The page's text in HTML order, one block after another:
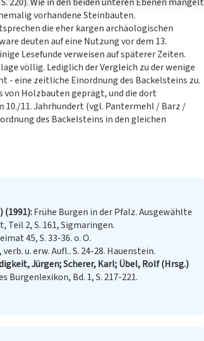
vorhandene Steinbauten.
die eher kargen archäologischen
deuten auf eine Nutzung vor dem 13.
Lesefunde verweisen auf späterer Zeiten.
völlig. Lediglich der Vergleich zu der wenige
eine zeitliche Einordnung des Backelsteins zu.
von Holzbauten geprägt, und die dort
11. Jahrhundert (vgl. Pantermehl / Barz /
des Backelsteins in den gleichen
(1991) Frühe Burgen in der Pfalz. Ausgewählte
Teil 2, S. 161, Sigmaringen.
45, S. 33-36. o. O.
u. erw. Aufl.. S. 24-28. Hauenstein.
Jürgen; Scherer, Karl; Übel, Rolf (Hrsg.)
Burgenlexikon, Bd. 1, S. 217-221.